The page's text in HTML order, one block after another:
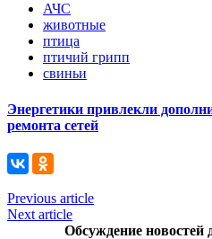
АЧС
животные
птица
птичий грипп
свиньи
Энергетики привлекли
ремонта сетей
Previous article
Next article
Обсуждение новостей